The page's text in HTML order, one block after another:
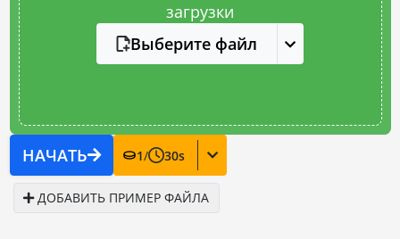
загрузки
Выберите файл
НАЧАТЬ 1/ 30s
ДОБАВИТЬ ПРИМЕР ФАЙЛА